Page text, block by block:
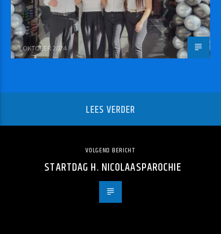
1 OKTOBER 2024
LEES VERDER
VOLGEND BERICHT
STARTDAG H. NICOLAASPAROCHIE